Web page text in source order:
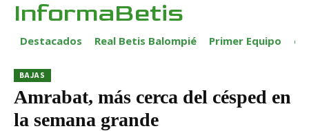
InformaBetis
Destacados Real Betis Balompié Primer Equipo
BAJAS
Amrabat, más cerca del césped en
la semana grande